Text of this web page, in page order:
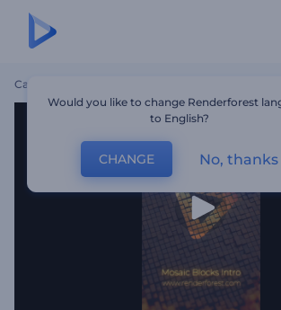
Casa
Would you like to change Renderforest
to English?
CHANGE No, thanks